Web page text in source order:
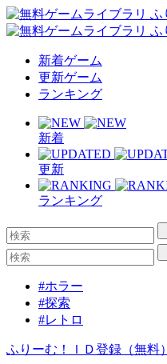
新着ゲーム
更新ゲーム
ランキング
新着
更新
ランキング
#ホラー
#探索
#レトロ
ふりーむ！ＩＤ登録（無料）